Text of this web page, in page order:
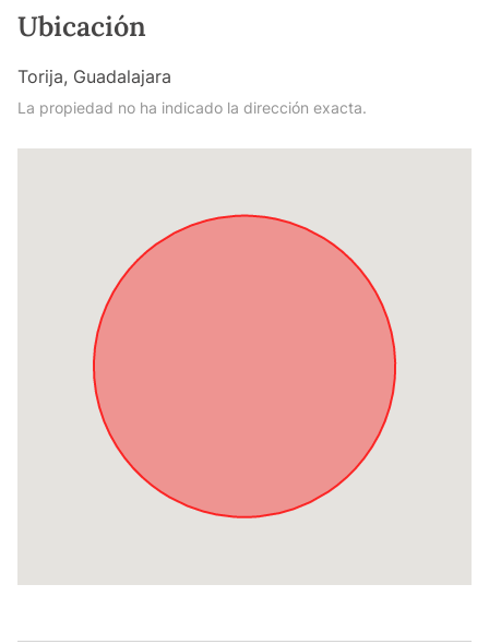
Ubicación
Torija, Guadalajara
La propiedad no ha indicado la dirección exacta.